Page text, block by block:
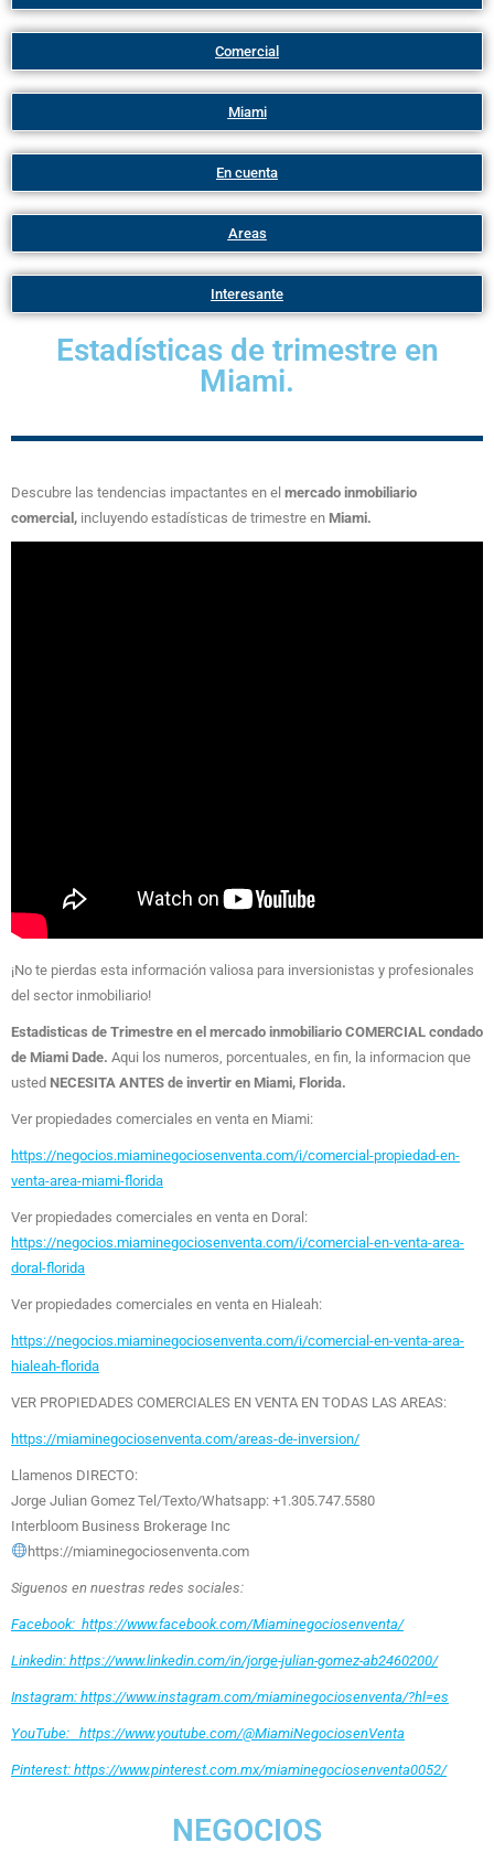
Comercial
Miami
En cuenta
Areas
Interesante
Estadísticas de trimestre en
Miami.
Descubre las tendencias impactantes en el mercado inmobiliario
comercial, incluyendo estadísticas de trimestre en Miami.
¡No te pierdas esta información valiosa para inversionistas y profesionales
del sector inmobiliario!
Estadisticas de Trimestre en el mercado inmobiliario COMERCIAL condado
de Miami Dade. Aqui los numeros, porcentuales, en fin, la informacion que
usted NECESITA ANTES de invertir en Miami, Florida.
Ver propiedades comerciales en venta en Miami:
https://negocios.miaminegociosenventa.com/i/comercial-propiedad-en-
venta-area-miami-florida
Ver propiedades comerciales en venta en Doral:
https://negocios.miaminegociosenventa.com/i/comercial-en-venta-area-
doral-florida
Ver propiedades comerciales en venta en Hialeah:
https://negocios.miaminegociosenventa.com/i/comercial-en-venta-area-
hialeah-florida
VER PROPIEDADES COMERCIALES EN VENTA EN TODAS LAS AREAS:
https://miaminegociosenventa.com/areas-de-inversion/
Llamenos DIRECTO:
Jorge Julian Gomez Tel/Texto/Whatsapp: +1.305.747.5580
Interbloom Business Brokerage Inc
https://miaminegociosenventa.com
Siguenos en nuestras redes sociales:
Facebook: https://www.facebook.com/Miaminegociosenventa/
Linkedin: https://www.linkedin.com/in/jorge-julian-gomez-ab2460200/
Instagram: https://www.instagram.com/miaminegociosenventa/?hl=es
YouTube: https://www.youtube.com/@MiamiNegociosenVenta
Pinterest: https://www.pinterest.com.mx/miaminegociosenventa0052/
NEGOCIOS